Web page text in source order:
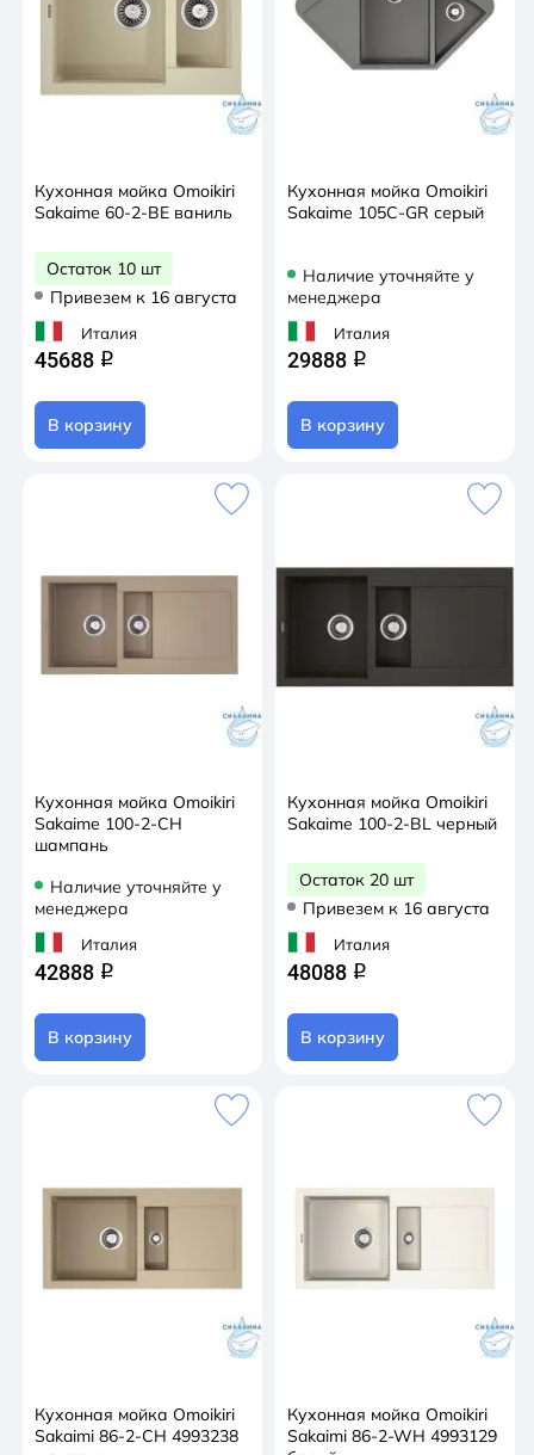
Кухонная мойка Omoikiri
Sakaime 60-2-BE ваниль
Остаток 10 шт
Привезем к 16 августа
Италия
45688 q
В корзину
Кухонная мойка Omoikiri
Sakaime 105C-GR серый
Наличие уточняйте у
менеджера
Италия
29888 q
В корзину
Кухонная мойка Omoikiri
Sakaime 100-2-CH
шампань
Наличие уточняйте у
менеджера
Италия
42888 q
В корзину
Кухонная мойка Omoikiri
Sakaime 100-2-BL черный
Остаток 20 шт
Привезем к 16 августа
Италия
48088 q
В корзину
Кухонная мойка Omoikiri
Sakaimi 86-2-CH 4993238
Кухонная мойка Omoikiri
Sakaimi 86-2-WH 4993129